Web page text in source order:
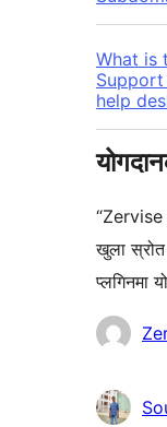
What is
Support
help
खुला
प्लगिनमा